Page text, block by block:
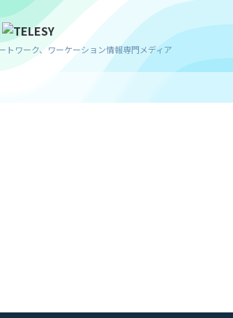
トワーク、ワーケーション情報専門メディア